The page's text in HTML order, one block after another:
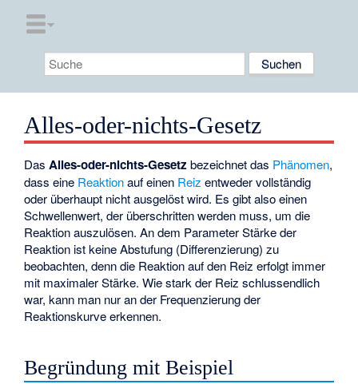
Alles-oder-nichts-Gesetz
DasAlles-oder-nichts-Gesetz bezeichnet das Phänomen,
dass eine Reaktionauf einen Reiz entweder vollständig
oder überhaupt nicht ausgelöst wird. Es gibt also einen
Schwellenwert, der überschritten werden muss, um die
Reaktion auszulösen. An dem Parameter Stärke der
Reaktion ist keine Abstufung (Differenzierung) zu
beobachten, denn die Reaktion auf den Reiz erfolgt immer
mit maximaler Stärke. Wie stark der Reiz schlussendlich
war, kann man nur an der Frequenzierung der
Reaktionskurve erkennen.
Begründung mit Beispiel